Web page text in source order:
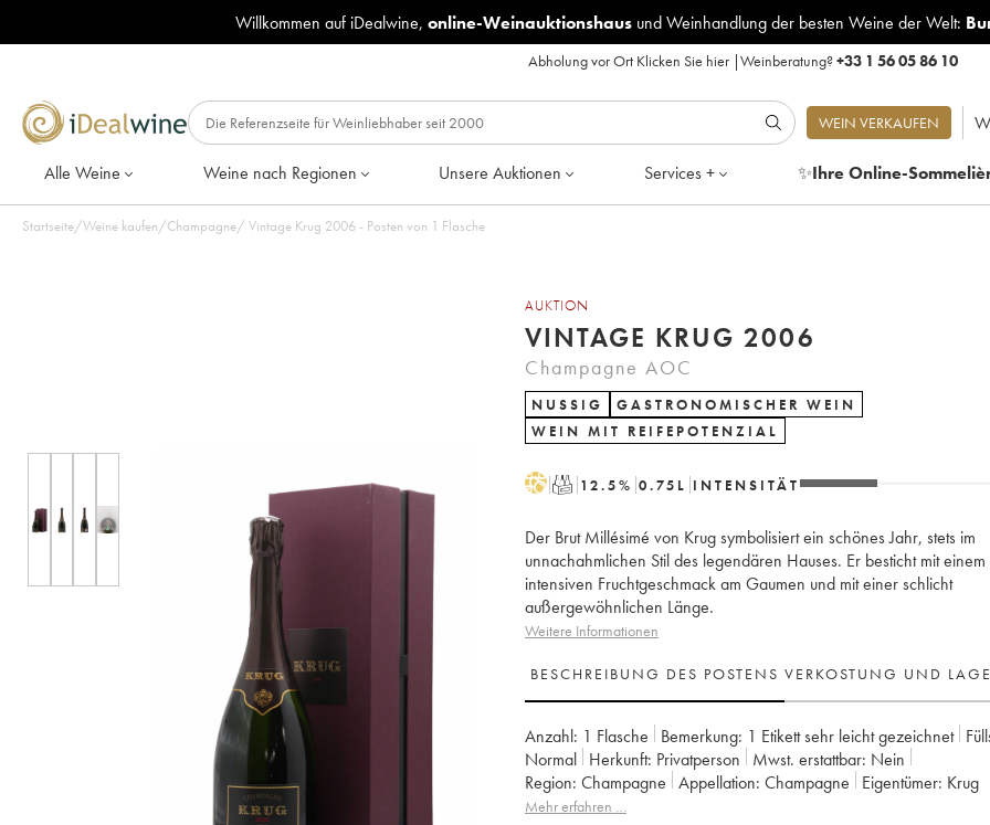
Willkommen auf iDealwine, online-Weinauktionshausund Weinhandlung der besten Weine der Welt:
Abholung vor Ort Klicken Sie hier|Weinberatung?+33 1 56 05 86 10
WEIN VERKAUFEN
Alle Weine Weine nach Regionen Unsere Auktionen Services + ✨Ihre Online-
Startseite/Weine kaufen/Champagne/ Vintage Krug 2006 - Posten von 1 Flasche
AUKTION
VINTAGE KRUG 2006
Champagne AOC
NUSSIG
GASTRONOMISCHER WEIN
WEIN MIT REIFEPOTENZIAL
HT 12.5% 0.75 L INTENSITÄT
Der Brut Millésimé von Krug symbolisiert ein schönes Jahr, stets im
unnachahmlichen Stil des legendären Hauses. Er besticht mit einem
intensiven Fruchtgeschmack am Gaumen und mit einer schlicht
außergewöhnlichen Länge.
Weitere Informationen
BESCHREIBUNG DES POSTENS VERKOSTUNG UND
Anzahl: 1 Flasche Bemerkung: 1 Etikett sehr leicht gezeichnet
Normal
Herkunft: privatperson Mwst. erstattbar:
nein
Region:
Champagne Appellation: Champagne Eigentümer: Krug
Mehr erfahren …